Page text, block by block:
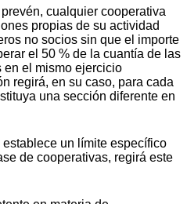
cualquier cooperativa
propias de su actividad
no socios sin que el importe
el 50 % de la cuantía de las
en el mismo ejercicio
regirá, en su caso, para cada
una sección diferente en
un límite específico
de cooperativas, regirá este